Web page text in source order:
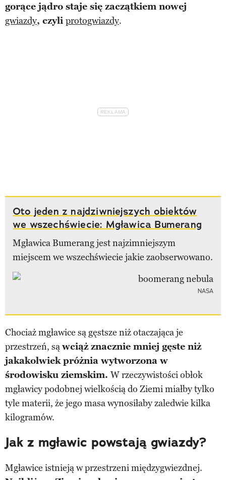
gorące jądro staje się zaczątkiem nowej
gwiazdy, czyli protogwiazdy.
Oto jeden z najdziwniejszych obiektów
we wszechświecie: Mgławica Bumerang
Mgławica Bumerang jest najzimniejszym
miejscem we wszechświecie jakie zaobserwowano.
NASA
Chociaż mgławice są gęstsze niż otaczająca je
przestrzeń, sąwciąż znacznie mniej gęste niż
jakakolwiek próżnia wytworzona w
środowisku ziemskim. W rzeczywistości obłok
mgławicy podobnej wielkością do Ziemi miałby tylko
tyle materii, że jego masa wynosiłaby zaledwie kilka
kilogramów.
Jak z mgławic powstają gwiazdy?
Mgławice istnieją w przestrzeni międzygwiezdnej.